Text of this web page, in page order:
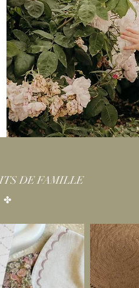
DE FAMILLE
✤